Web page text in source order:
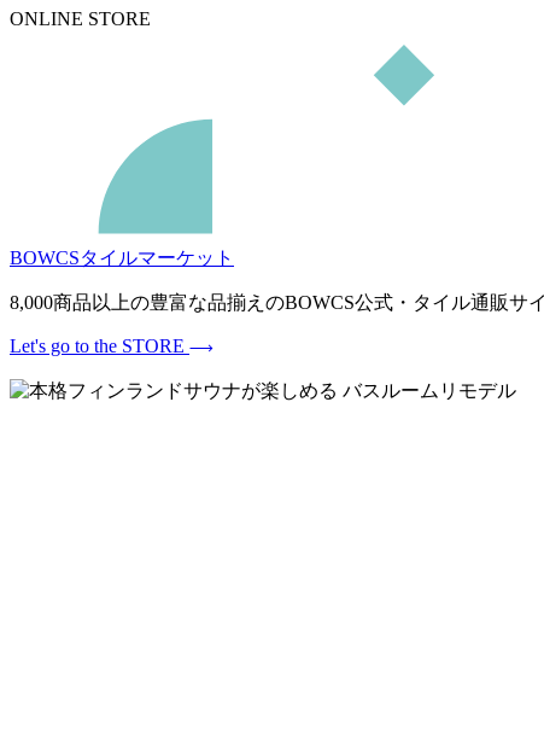
ONLINE STORE
BOWCSタイルマーケット
8,000商品以上の豊富な品揃えのBOWCS公式・タイル通販
Let's go to the STORE